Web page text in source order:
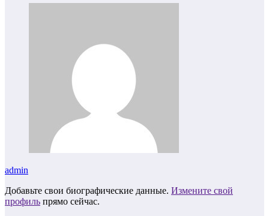
admin
Добавьте свои биографические данные. Измените свой
профиль прямо сейчас.